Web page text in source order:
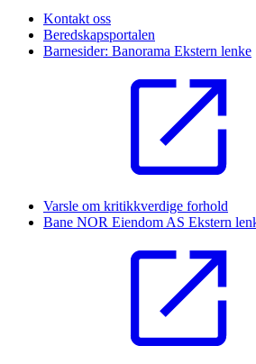
Kontakt oss
Beredskapsportalen
Barnesider: Banorama Ekstern lenke
Varsle om kritikkverdige forhold
Bane NOR Eiendom AS Ekstern